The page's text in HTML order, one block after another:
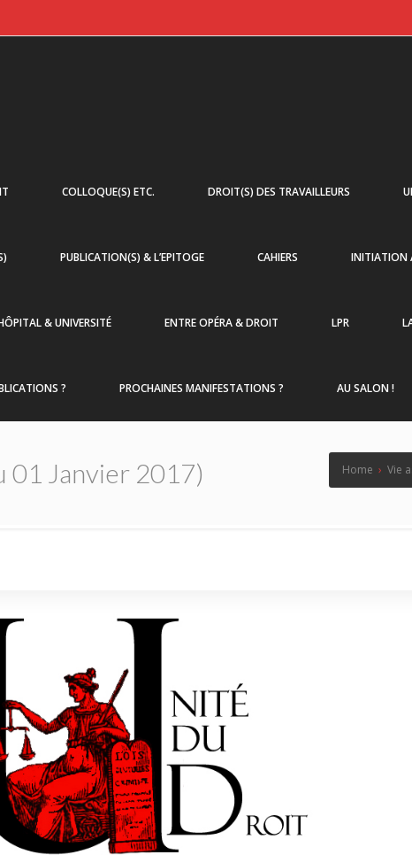
COLLOQUE(S) ETC. DROIT(S) DES TRAVAILLEURS
PUBLICATION(S) & L’EPITOGE CAHIERS INITIATION
& UNIVERSITÉ ENTRE OPÉRA & DROIT LPR
? PROCHAINES MANIFESTATIONS ? AU SALON !
01 Janvier 2017) Home › Vie